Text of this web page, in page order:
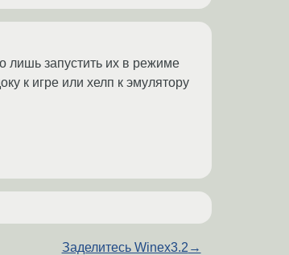
лишь запустить их в режиме
к игре или хелп к эмулятору
Заделитесь Winex3.2 →